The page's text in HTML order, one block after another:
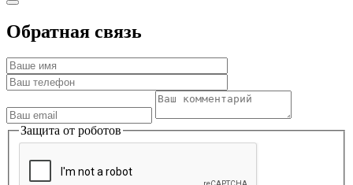
Обратная связь
Защита от роботов